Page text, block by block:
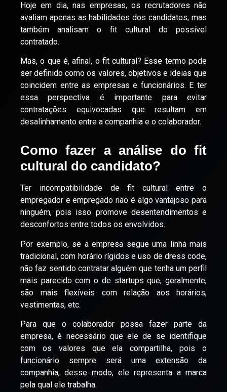
Hoje em dia, nas empresas, os recrutadores não
avaliam apenas as habilidades dos candidatos, mas
também analisam o fit cultural do possível
contratado.
Mas, o que é, afinal, o fit cultural? Esse termo pode
ser definido como os valores, objetivos e ideias que
coincidem entre as empresas e funcionários. E ter
essa perspectiva é importante para evitar
contratações equivocadas que resultam em
desalinhamento entre a companhia e o colaborador.
Como fazer a análise do fit
cultural do candidato?
Ter incompatibilidade de fit cultural entre o
empregador e empregado não é algo vantajoso para
ninguém, pois isso promove desentendimentos e
desconfortos entre todos os envolvidos.
Por exemplo, se a empresa segue uma linha mais
tradicional, com horário rígidos e uso de dress code,
não faz sentido contratar alguém que tenha um perfil
mais parecido com o de startups que, geralmente,
são mais flexíveis com relação aos horários,
vestimentas, etc.
Para que o colaborador possa fazer parte da
empresa, é necessário que ele de se identifique
com os valores que ela compartilha, pois o
funcionário sempre será uma extensão da
companhia, desse modo, ele representa a marca
pela qual ele trabalha.